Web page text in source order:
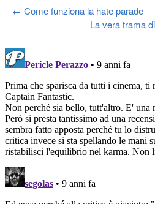
Post
navigation
← Come funziona la hate parade
La vera trama